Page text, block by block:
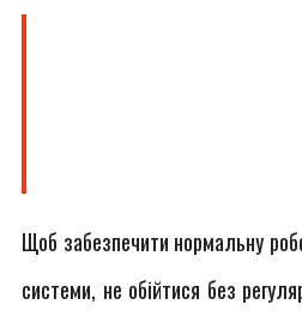
Щоб забезпечити нормальну
системи, не обійтися без